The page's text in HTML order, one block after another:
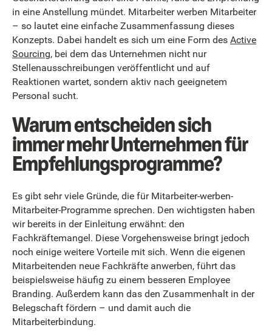
in eine Anstellung mündet. Mitarbeiter werben Mitarbeiter
– so lautet eine einfache Zusammenfassung dieses
Konzepts. Dabei handelt es sich um eine Form des Active
Sourcing, bei dem das Unternehmen nicht nur
Stellenausschreibungen veröffentlicht und auf
Reaktionen wartet, sondern aktiv nach geeignetem
Personal sucht.
Warum entscheiden sich
immer mehr Unternehmen für
Empfehlungsprogramme?
Es gibt sehr viele Gründe, die für Mitarbeiter-werben-
Mitarbeiter-Programme sprechen. Den wichtigsten haben
wir bereits in der Einleitung erwähnt: den
Fachkräftemangel. Diese Vorgehensweise bringt jedoch
noch einige weitere Vorteile mit sich. Wenn die eigenen
Mitarbeitenden neue Fachkräfte anwerben, führt das
beispielsweise häufig zu einem besseren Employee
Branding. Außerdem kann das den Zusammenhalt in der
Belegschaft fördern – und damit auch die
Mitarbeiterbindung.